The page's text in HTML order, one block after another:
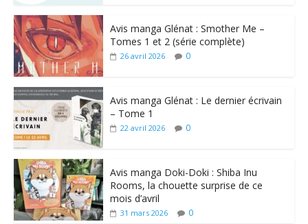
Avis manga Glénat : Smother Me –
Tomes 1 et 2 (série complète)
26 avril 2026 0
Avis manga Glénat : Le dernier écrivain
– Tome 1
22 avril 2026 0
Avis manga Doki-Doki : Shiba Inu
Rooms, la chouette surprise de ce
mois d’avril
31 mars 2026 0